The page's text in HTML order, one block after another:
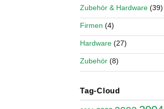
Zubehör & Hardware (39)
Firmen (4)
Hardware (27)
Zubehör (8)
Tag-Cloud